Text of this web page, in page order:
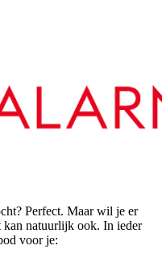
Perfect. Maar wil je er
kan natuurlijk ook. In ieder
voor je: